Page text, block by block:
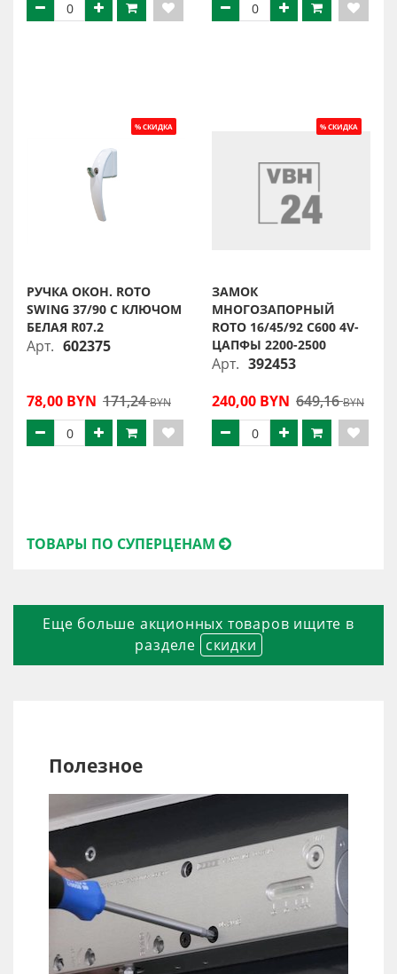
ТОВАРЫ ПО СУПЕРЦЕНАМ
РУЧКА ОКОН. ROTO
SWING 37/90 С КЛЮЧОМ
БЕЛАЯ R07.2
Арт. 602375
78,00 BYN 171,24BYN
ЗАМОК
МНОГОЗАПОРНЫЙ
ROTO 16/45/92 С600 4V-
ЦАПФЫ 2200-2500
Арт. 392453
240,00 BYN 649,16BYN
Еще больше акционных товаров ищите в
разделе cкидки
Полезное